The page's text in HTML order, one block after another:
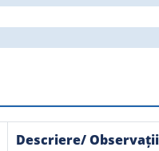
Descriere/